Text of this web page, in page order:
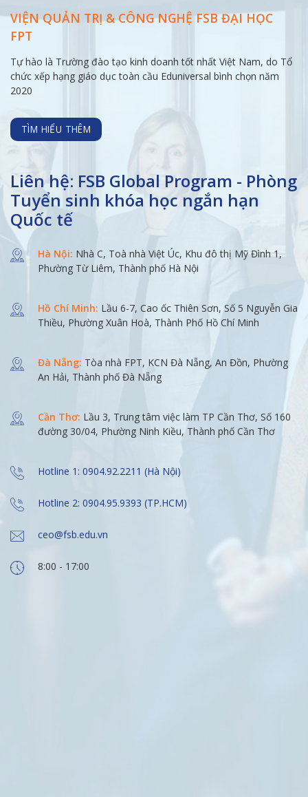
VIỆN QUẢN TRỊ & CÔNG NGHỆ FSB ĐẠI HỌC
FPT
Tự hào là Trường đào tạo kinh doanh tốt nhất Việt Nam, do Tổ
chức xếp hạng giáo dục toàn cầu Eduniversal bình chọn năm
2020
TÌM HIỂU THÊM
Liên hệ: FSB Global Program - Phòng
Tuyển sinh khóa học ngắn hạn
Quốc tế
Hà Nội: Nhà C, Toà nhà Việt Úc, Khu đô thị Mỹ Đình 1,
Phường Từ Liêm, Thành phố Hà Nội
Hồ Chí Minh: Lầu 6-7, Cao ốc Thiên Sơn, Số 5 Nguyễn Gia
Thiều, Phường Xuân Hoà, Thành Phố Hồ Chí Minh
Đà Nẵng: Tòa nhà FPT, KCN Đà Nẵng, An Đồn, Phường
An Hải, Thành phố Đà Nẵng
Cần Thơ: Lầu 3, Trung tâm việc làm TP Cần Thơ, Số 160
đường 30/04, Phường Ninh Kiều, Thành phố Cần Thơ
Hotline 1: 0904.92.2211 (Hà Nội)
Hotline 2: 0904.95.9393 (TP.HCM)
ceo@fsb.edu.vn
8:00 - 17:00